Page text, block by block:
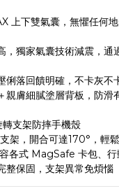
上下雙氣囊，無懼任何
，獨家氣囊技術減震，通
俐落回饋明確，不卡灰不
親膚細膩塗層背板，防滑
支架防摔手機殼
架，開合可達170°，輕
各式 MagSafe 卡包、行
整保固，支架異常免煩惱